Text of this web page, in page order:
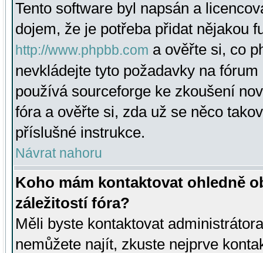
Tento software byl napsán a
dojem, že je potřeba přidat nějakou
http://www.phpbb.com a ověřte si, co
nevkládejte tyto požadavky na
používá sourceforge ke zkoušení
fóra a ověřte si, zda už se něco
příslušné instrukce.
Návrat nahoru
Koho mám kontaktovat ohledně
záležitostí fóra?
Měli byste kontaktovat
nemůžete najít, zkuste nejprve